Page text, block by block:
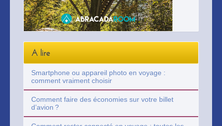
A lire
Smartphone ou appareil photo en voyage :
comment vraiment choisir
Comment faire des économies sur votre billet
d’avion ?